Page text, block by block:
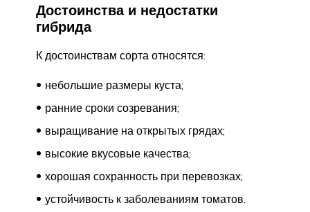
Достоинства и недостатки
гибрида
К достоинствам сорта относятся:
небольшие размеры куста;
ранние сроки созревания;
выращивание на открытых грядах;
высокие вкусовые качества;
хорошая сохранность при перевозках;
устойчивость к заболеваниям томатов.